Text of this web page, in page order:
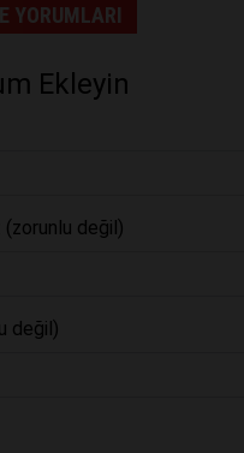
YORUMLARI
Ekleyin
(zorunlu değil)
değil)